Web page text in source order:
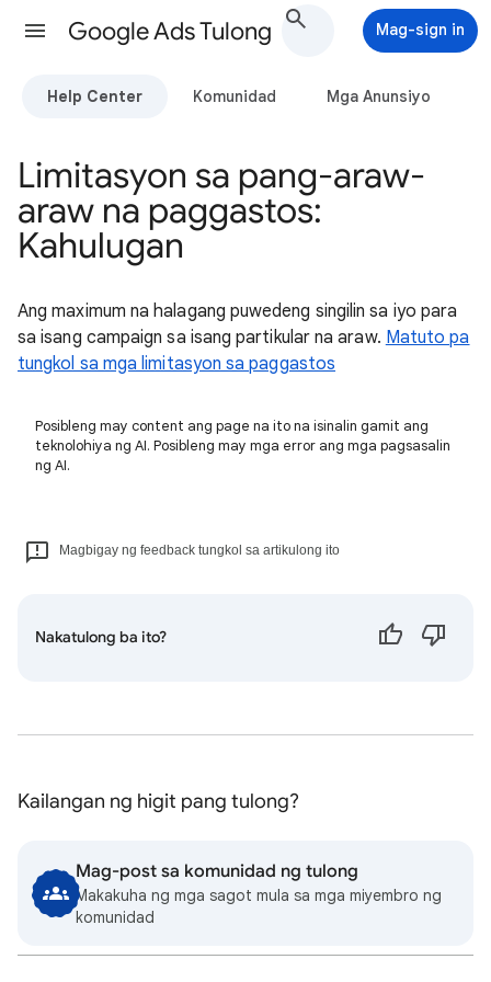
Google Ads Tulong Mag-sign in
Help Center Komunidad Mga Anunsiyo
Limitasyon sa pang-araw-
araw na paggastos:
Kahulugan
Ang maximum na halagang puwedeng singilin sa iyo para
sa isang campaign sa isang partikular na araw. Matuto pa
tungkol sa mga limitasyon sa paggastos
Posibleng may content ang page na ito na isinalin gamit ang
teknolohiya ng AI. Posibleng may mga error ang mga pagsasalin
ng AI.
Magbigay ng feedback tungkol sa artikulong ito
Nakatulong ba ito?
Kailangan ng higit pang tulong?
Mag-post sa komunidad ng tulong
Makakuha ng mga sagot mula sa mga miyembro ng
komunidad